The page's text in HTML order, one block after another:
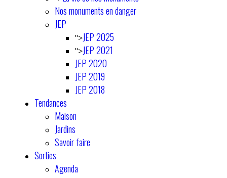
Nos monuments en danger
JEP
">JEP 2025
">JEP 2021
JEP 2020
JEP 2019
JEP 2018
Tendances
Maison
Jardins
Savoir faire
Sorties
Agenda